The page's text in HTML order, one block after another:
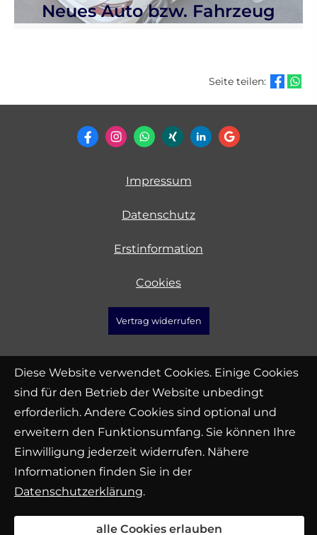
Neues Auto bzw. Fahrzeug
Seite teilen:
Impressum
Datenschutz
Erstinformation
Cookies
Vertrag widerrufen
Diese Website verwendet Cookies. Einige Cookies
sind für den Betrieb der Website unbedingt
erforderlich. Andere Cookies sind optional und
erweitern den Funktionsumfang. Sie können Ihre
Einwilligung jederzeit widerrufen. Nähere
Informationen finden Sie in der
Datenschutzerklärung.
alle Cookies erlauben